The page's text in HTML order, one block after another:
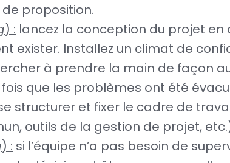
proposition.
) : lancez la conception du projet
exister. Installez un climat de
à prendre la main de façon
que les problèmes ont été
structurer et fixer le cadre de
outils de la gestion de projet,
) : si l’équipe n’a pas besoin de